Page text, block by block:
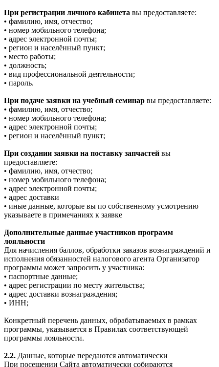
При регистрации личного кабинета вы предоставляете:
• фамилию, имя, отчество;
• номер мобильного телефона;
• адрес электронной почты;
• регион и населённый пункт;
• место работы;
• должность;
• вид профессиональной деятельности;
• пароль.
При подаче заявки на учебный семинар вы предоставляете:
• фамилию, имя, отчество;
• номер мобильного телефона;
• адрес электронной почты;
• регион и населённый пункт;
При создании заявки на поставку запчастей вы
предоставляете:
• фамилию, имя, отчество;
• номер мобильного телефона;
• адрес электронной почты;
• адрес доставки
• иные данные, которые вы по собственному усмотрению
указываете в примечаниях к заявке
Дополнительные данные участников программ
лояльности
Для начисления баллов, обработки заказов вознаграждений и
исполнения обязанностей налогового агента Организатор
программы может запросить у участника:
• паспортные данные;
• адрес регистрации по месту жительства;
• адрес доставки вознаграждения;
• ИНН;
Конкретный перечень данных, обрабатываемых в рамках
программы, указывается в Правилах соответствующей
программы лояльности.
2.2. Данные, которые передаются автоматически
При посещении Сайта автоматически собираются